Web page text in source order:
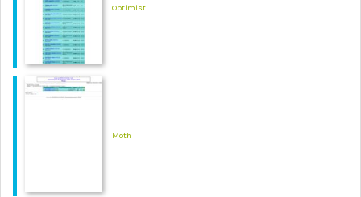
Optimist
Moth